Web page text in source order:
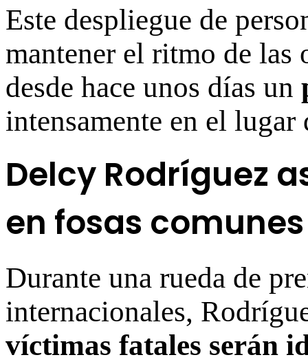
Este despliegue de
mantener el ritmo de las
desde hace unos días un
intensamente en el lugar
Delcy Rodríguez
en fosas comunes
Durante una rueda de
internacionales,
víctimas fatales serán